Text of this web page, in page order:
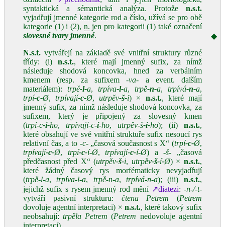
syntaktická a sémantická analýza. Protože n.s.t.
vyjadřují jmenné kategorie rod a číslo, užívá se pro obě
kategorie (1) i (2), n. jen pro kategorii (1) také označení
slovesné tvary jmenné.
N.s.t. vytvářejí na základě své vnitřní struktury různé
třídy: (i) n.s.t., které mají jmenný sufix, za nímž
následuje shodová koncovka, hned za verbálním
kmenem (resp. za sufixem‑va‑ a event. dalším
materiálem): trpě‑l‑a, trpíva‑l‑a, trpě‑n‑a, trpívá‑n‑a,
trpí‑c‑Ø,trpívají‑c‑Ø,utrpěv‑š‑i) × n.s.t., které mají
jmenný sufix, za nímž následuje shodová koncovka, za
sufixem, který je připojený za slovesný kmen
(trpí‑c‑í‑ho, trpívají‑c‑í‑ho, utrpěv‑š‑í‑ho); (ii) n.s.t.,
které obsahují ve své vnitřní struktuře sufix nesoucí rys
relativní čas, a to ‑c‑„časová současnost s X“ (trpí‑c‑Ø,
trpívají‑c‑Ø, trpí‑c‑í‑Ø,trpívají‑c‑í‑Ø) a‑š‑ „časová
předčasnost před X“ (utrpěv‑š‑i, utrpěv‑š‑í‑Ø) × n.s.t.,
které žádný časový rys morfématicky nevyjadřují
(trpě‑l‑a,trpíva‑l‑a, trpě‑n‑a,trpívá‑n‑a); (iii) n.s.t.,
jejichž sufix s rysem jmenný rod mění ↗diatezi: ‑n‑/‑t‑
vytváří pasivní strukturu: čtena Petrem (Petrem
dovoluje agentní interpretaci) × n.s.t., které takový sufix
neobsahují:trpěla Petrem (Petrem nedovoluje agentní
interpretaci).
◆